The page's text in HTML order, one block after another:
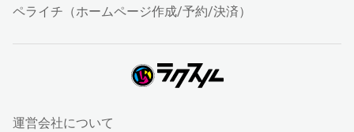
ペライチ（ホームページ作成/予約/決済）
運営会社について